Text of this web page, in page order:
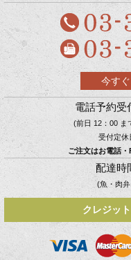
今す
電話予約受
(前日 12：00 ま
受付定休
ご注文はお電話・
配達時
(魚・肉
クレジッ